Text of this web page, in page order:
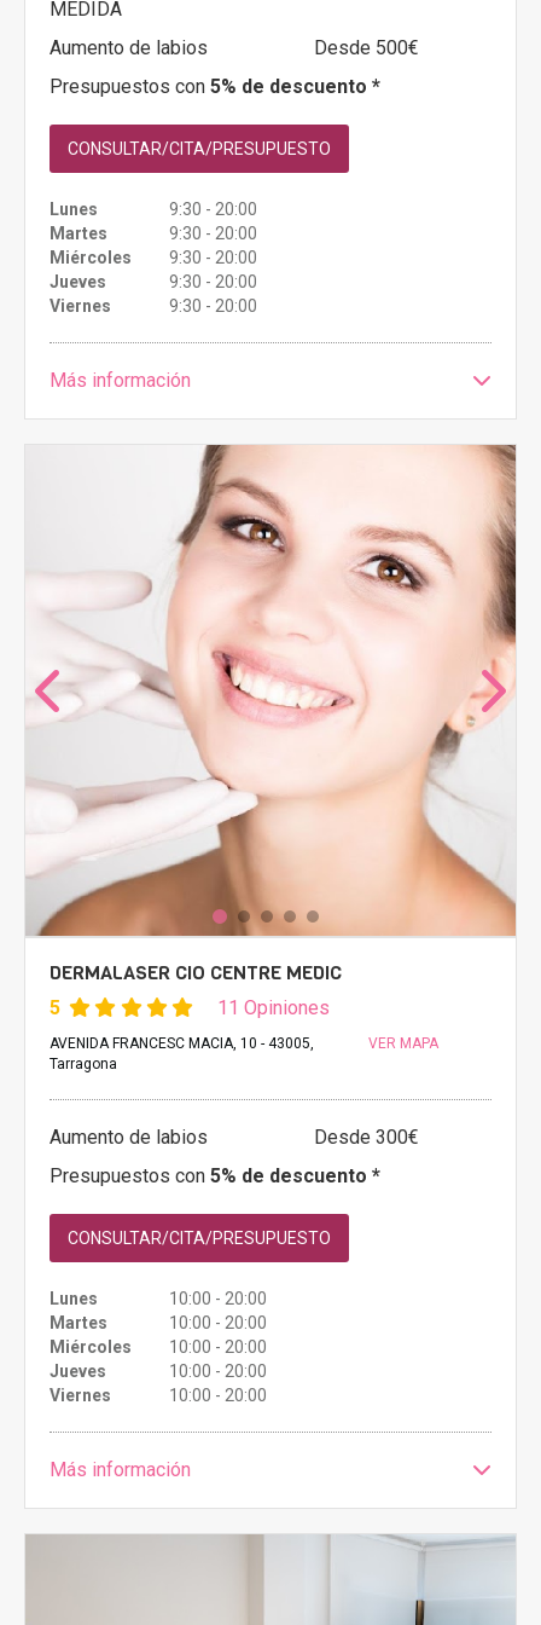
MEDIDA
Aumento de labios
Desde 500€
Presupuestos con 5% de descuento *
CONSULTAR/CITA/PRESUPUESTO
Lunes
9:30 - 20:00
Martes
9:30 - 20:00
Miércoles
9:30 - 20:00
Jueves
9:30 - 20:00
Viernes
9:30 - 20:00
Más información
DERMALASER CIO CENTRE MEDIC
5 11 Opiniones
AVENIDA FRANCESC MACIA, 10 - 43005,
Tarragona
VER MAPA
Aumento de labios
Desde 300€
Presupuestos con 5% de descuento *
CONSULTAR/CITA/PRESUPUESTO
Lunes
10:00 - 20:00
Martes
10:00 - 20:00
Miércoles
10:00 - 20:00
Jueves
10:00 - 20:00
Viernes
10:00 - 20:00
Más información